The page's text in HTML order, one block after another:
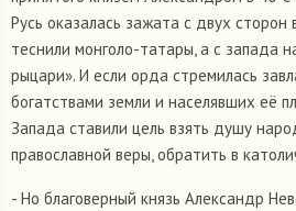
Русь оказалась зажата с двух сторон
теснили монголо-татары, а с запада
рыцари». И если орда стремилась
богатствами земли и населявших её
Запада ставили цель взять душу
православной веры, обратить в
- Но благоверный князь Александр